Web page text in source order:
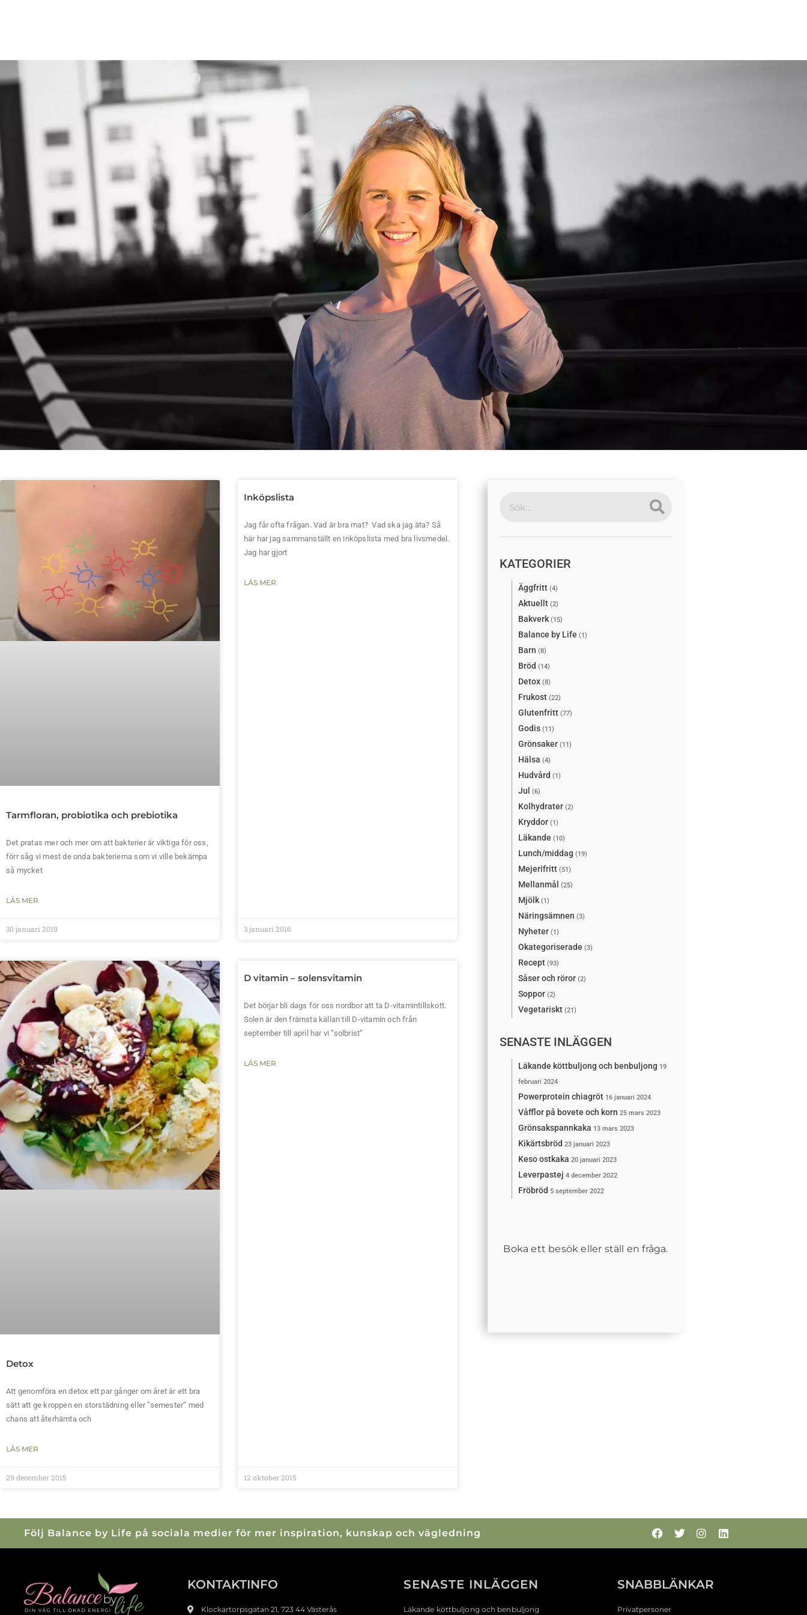
Tarmfloran, probiotika och prebiotika
Det pratas mer och mer om att bakterier är viktiga för oss,
förr såg vi mest de onda bakterierna som vi ville bekämpa
så mycket
LÄS MER
30 januari 2019
Inköpslista
Jag får ofta frågan. Vad är bra mat? Vad ska jag äta? Så
här har jag sammanställt en inköpslista med bra livsmedel.
Jag har gjort
LÄS MER
3 januari 2016
Detox
Att genomföra en detox ett par gånger om året är ett bra
sätt att ge kroppen en storstädning eller ”semester” med
chans att återhämta och
LÄS MER
29 december 2015
D vitamin – solensvitamin
Det börjar bli dags för oss nordbor att ta D-vitamintillskott.
Solen är den främsta källan till D-vitamin och från
september till april har vi ”solbrist”
LÄS MER
12 oktober 2015
KATEGORIER
Äggfritt(4)
Aktuellt(2)
Bakverk(15)
Balance by Life (1)
Barn (8)
Bröd (14)
Detox(8)
Frukost(22)
Glutenfritt(77)
Godis(11)
Grönsaker(11)
Hälsa (4)
Hudvård (1)
Jul (6)
Kolhydrater(2)
Kryddor(1)
Läkande (10)
Lunch/middag (19)
Mejerifritt(51)
Mellanmål (25)
Mjölk(1)
Näringsämnen (3)
Nyheter(1)
Okategoriserade (3)
Recept(93)
Såser och röror(2)
Soppor(2)
Vegetariskt(21)
SENASTE INLÄGGEN
Läkande köttbuljong och benbuljong 19
februari 2024
Powerprotein chiagröt 16 januari 2024
Våfflor på bovete och korn 25 mars 2023
Grönsakspannkaka 13 mars 2023
Kikärtsbröd 23 januari 2023
Keso ostkaka 20 januari 2023
Leverpastej 4 december 2022
Fröbröd 5 september 2022
Boka ett besök eller ställ en fråga.
Följ Balance by Life på sociala medier för mer inspiration, kunskap och vägledning
KONTAKTINFO
Klockartorpsgatan 21, 723 44 Västerås
SENASTE INLÄGGEN
Läkande köttbuljong och benbuljong
SNABBLÄNKAR
Privatpersoner